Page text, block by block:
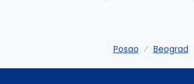
Posao Beograd